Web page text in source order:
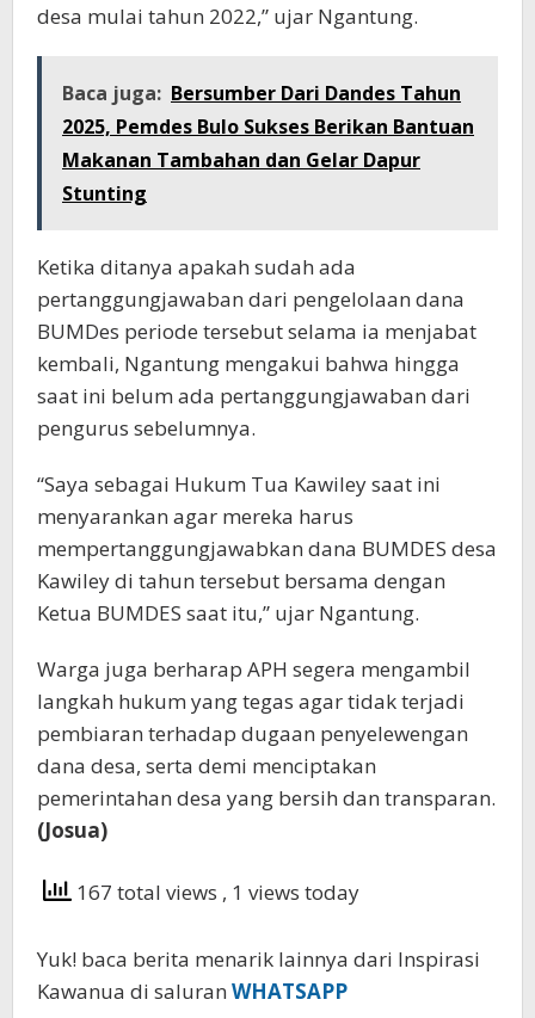
desa mulai tahun 2022,” ujar Ngantung.
Baca juga: Bersumber Dari Dandes Tahun
2025, Pemdes Bulo Sukses Berikan Bantuan
Makanan Tambahan dan Gelar Dapur
Stunting
Ketika ditanya apakah sudah ada
pertanggungjawaban dari pengelolaan dana
BUMDes periode tersebut selama ia menjabat
kembali, Ngantung mengakui bahwa hingga
saat ini belum ada pertanggungjawaban dari
pengurus sebelumnya.
“Saya sebagai Hukum Tua Kawiley saat ini
menyarankan agar mereka harus
mempertanggungjawabkan dana BUMDES desa
Kawiley di tahun tersebut bersama dengan
Ketua BUMDES saat itu,” ujar Ngantung.
Warga juga berharap APH segera mengambil
langkah hukum yang tegas agar tidak terjadi
pembiaran terhadap dugaan penyelewengan
dana desa, serta demi menciptakan
pemerintahan desa yang bersih dan transparan.
(Josua)
167 total views , 1 views today
Yuk! baca berita menarik lainnya dari Inspirasi
Kawanua di saluran WHATSAPP